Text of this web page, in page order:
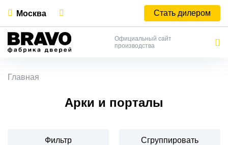
Москва Стать дилером
Официальный сайт
производства
Главная
Арки и порталы
Фильтр Сгруппировать